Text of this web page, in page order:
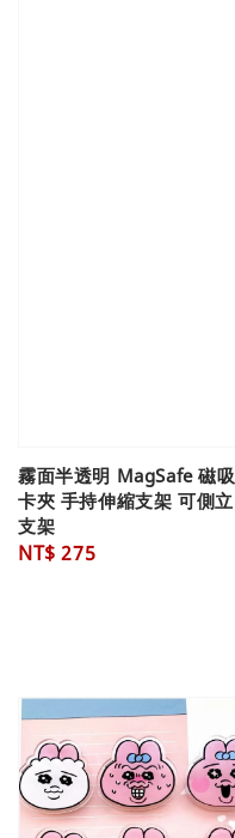
霧面半透明 MagSafe 磁吸
卡夾 手持伸縮支架 可側立
支架
Regular
NT$ 275